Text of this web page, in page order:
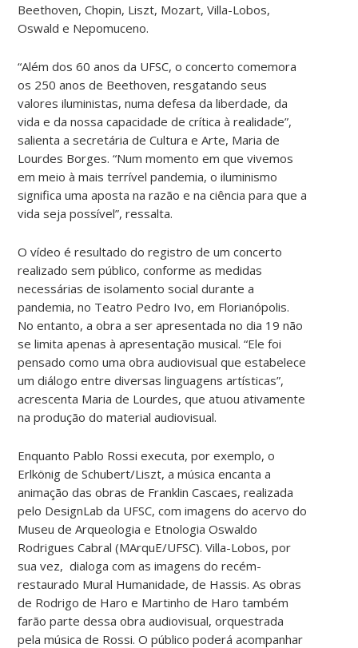
Beethoven, Chopin, Liszt, Mozart, Villa-Lobos,
Oswald e Nepomuceno.
“Além dos 60 anos da UFSC, o concerto comemora
os 250 anos de Beethoven, resgatando seus
valores iluministas, numa defesa da liberdade, da
vida e da nossa capacidade de crítica à realidade”,
salienta a secretária de Cultura e Arte, Maria de
Lourdes Borges. “Num momento em que vivemos
em meio à mais terrível pandemia, o iluminismo
significa uma aposta na razão e na ciência para que a
vida seja possível”, ressalta.
O vídeo é resultado do registro de um concerto
realizado sem público, conforme as medidas
necessárias de isolamento social durante a
pandemia, no Teatro Pedro Ivo, em Florianópolis.
No entanto, a obra a ser apresentada no dia 19 não
se limita apenas à apresentação musical. “Ele foi
pensado como uma obra audiovisual que estabelece
um diálogo entre diversas linguagens artísticas”,
acrescenta Maria de Lourdes, que atuou ativamente
na produção do material audiovisual.
Enquanto Pablo Rossi executa, por exemplo, o
Erlkönig de Schubert/Liszt, a música encanta a
animação das obras de Franklin Cascaes, realizada
pelo DesignLab da UFSC, com imagens do acervo do
Museu de Arqueologia e Etnologia Oswaldo
Rodrigues Cabral (MArquE/UFSC). Villa-Lobos, por
sua vez, dialoga com as imagens do recém-
restaurado Mural Humanidade, de Hassis. As obras
de Rodrigo de Haro e Martinho de Haro também
farão parte dessa obra audiovisual, orquestrada
pela música de Rossi. O público poderá acompanhar